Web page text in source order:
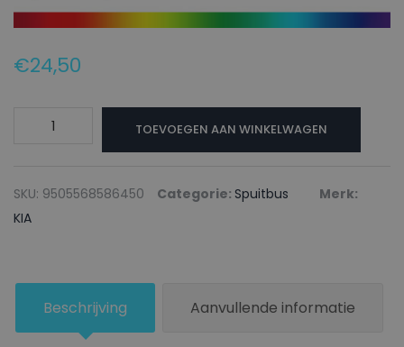
€24,50
Blanke
lak
GALAXY
BLACK
-
TOEVOEGEN AAN WINKELWAGEN
SKU: 9505568586450 Categorie: Spuitbus
Merk:
KIA
Beschrijving Aanvullende informatie